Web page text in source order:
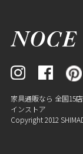
家具通販なら 全国15
インストア
Copyright 2012